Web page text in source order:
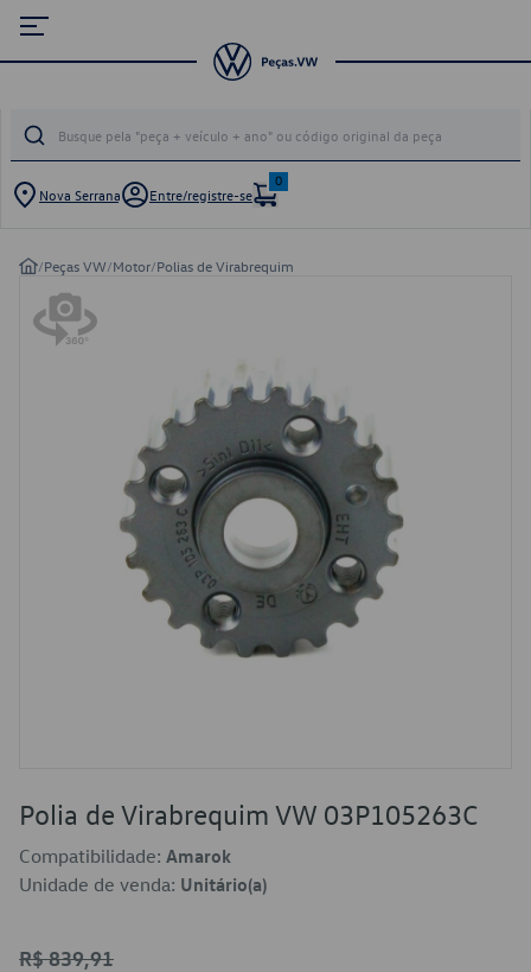
Nova Serrana Entre/registre-se
0
/Peças VW/Motor/Polias de Virabrequim
Polia de Virabrequim VW 03P105263C
Compatibilidade: Amarok
Unidade de venda: Unitário(a)
R$ 839,91